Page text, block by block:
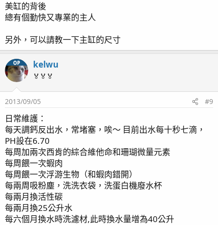
美缸的背後
總有個勤快又專業的主人
另外，可以請教一下主缸的尺寸
OP kelwu
🏅🏅🏅
2013/09/05 #9
日常維護：
每天調鈣反出水，常堵塞，唉～ 目前出水每十秒七滴，
PH設在6.70
每周加兩次西肯的綜合維他命和珊瑚微量元素
每周餵一次蝦肉
每周餵一次浮游生物（和蝦肉錯開）
每兩周吸粉塵，洗洗衣袋，洗蛋白機廢水杯
每兩月換活性碳
每兩月換25公升水
每六個月換水時洗濾材,此時換水量增為40公升